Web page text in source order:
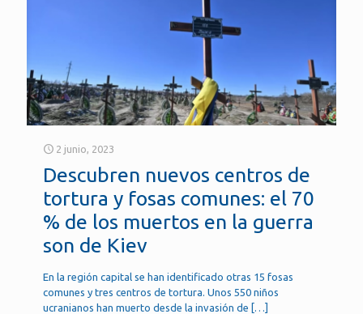
2 junio, 2023
Descubren nuevos centros de
tortura y fosas comunes: el 70
% de los muertos en la guerra
son de Kiev
En la región capital se han identificado otras 15 fosas
comunes y tres centros de tortura. Unos 550 niños
ucranianos han muerto desde la invasión de […]